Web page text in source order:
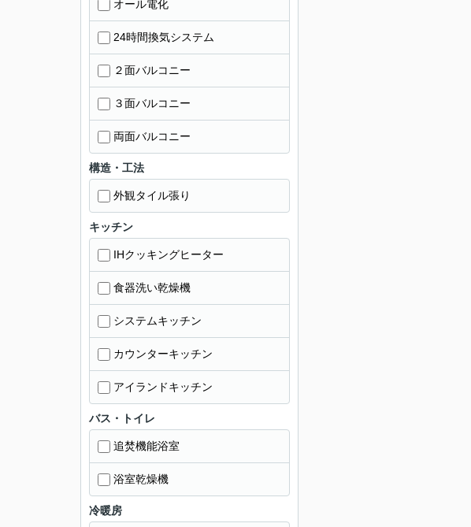
オール電化
24時間換気システム
２面バルコニー
３面バルコニー
両面バルコニー
構造・工法
外観タイル張り
キッチン
IHクッキングヒーター
食器洗い乾燥機
システムキッチン
カウンターキッチン
アイランドキッチン
バス・トイレ
追焚機能浴室
浴室乾燥機
冷暖房